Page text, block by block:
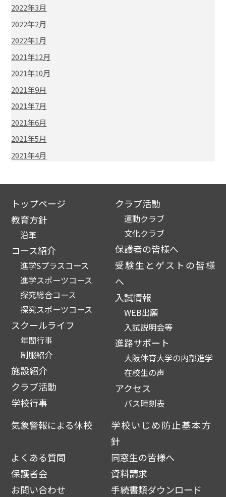
2022年3月
2022年2月
2022年1月
2021年12月
2021年10月
2021年9月
2021年7月
2021年6月
2021年5月
2021年4月
トップページ
教育方針
沿革
コース紹介
進学Sプラスコース
進学スポーツコース
探究総合コース
探究スポーツコース
スクールライフ
年間行事
制服紹介
施設紹介
クラブ活動
学校行事
クラブ活動
運動クラブ
文化クラブ
保護者の皆様へ
受験生とゲストの皆様
へ
入試情報
WEB出願
入試説明会等
進路サポート
大阪体育大学の内部進学
在校生の声
アクセス
バス時刻表
気象警報による休校
学校いじめ防止基本方
針
よくある質問
同窓生の皆様へ
保護者会
資料請求
お問い合わせ
手続書類ダウンロード